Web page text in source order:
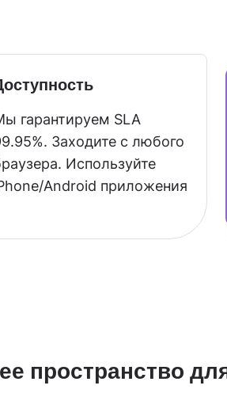
гарантируем SLA
Заходите с любого
Используйте
Android приложения
пространство